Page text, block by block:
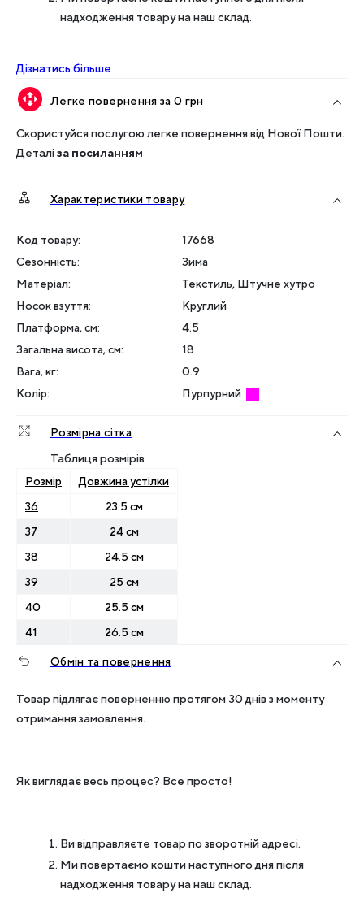
надходження товару на наш склад.
Дізнатись більше
Легке повернення за 0 грн
Скористуйся послугою легке повернення від Нової Пошти.
Деталіза посиланням
Характеристики товару
Код товару:
17668
Сезонність:
Зима
Матеріал:
Текстиль, Штучне хутро
Носок взуття:
Круглий
Платформа, см:
4.5
Загальна висота, см:
18
Вага, кг:
0.9
Колір: Пурпурний
Розмірна сітка
Розмір
Довжина устілки
36
23.5 см
37
24 см
38
24.5 см
39
25 см
40
25.5 см
41
26.5 см
Таблиця розмірів
Обмін та повернення
Товар підлягає поверненню протягом 30 днів з моменту
отримання замовлення.
Як виглядає весь процес? Все просто!
Ви відправляєте товар по зворотній адресі.
Ми повертаємо кошти наступного дня після
надходження товару на наш склад.